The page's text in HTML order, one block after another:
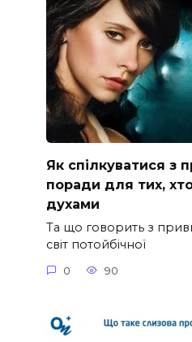
Як спілкуватися з
поради для тих,
духами
Та що говорить з
світ потойбічної
0 90